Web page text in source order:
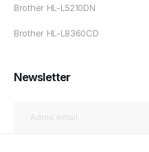
Brother HL-L5210DN
Brother HL-L8360CD
Newsletter